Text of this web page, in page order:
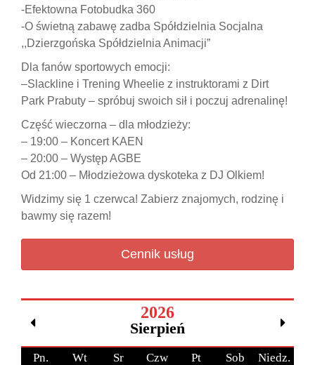
-Efektowna Fotobudka 360
-O świetną zabawę zadba Spółdzielnia Socjalna
,,Dzierzgońska Spółdzielnia Animacji”
Dla fanów sportowych emocji:
–Slackline i Trening Wheelie z instruktorami z Dirt
Park Prabuty – spróbuj swoich sił i poczuj adrenalinę!
Część wieczorna – dla młodzieży:
– 19:00 – Koncert KAEN
– 20:00 – Występ AGBE
Od 21:00 – Młodzieżowa dyskoteka z DJ Olkiem!
Widzimy się 1 czerwca! Zabierz znajomych, rodzinę i
bawmy się razem!
Cennik usług
2026
Sierpień
Pn. Wt Sr Czw Pt Sob Niedz.